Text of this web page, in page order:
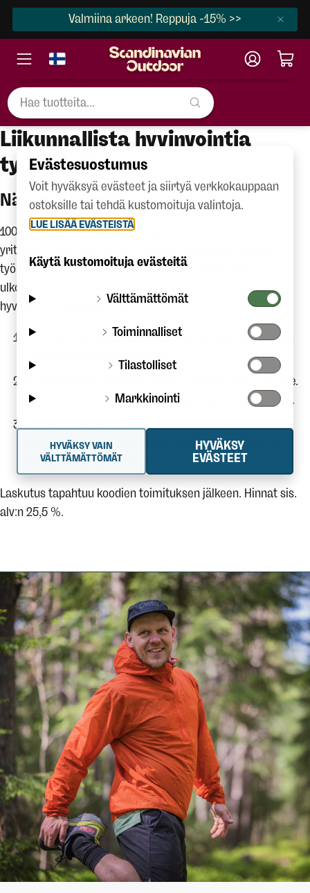
Valmiina arkeen! Reppuja -15% >>
Liikunnallista hyvinvointia
työntekijöille!
Näin hyvinvointikauppa toimii
100 euron lahjakauppa soveltuu loistavasti esimerkiksi
yrityksen kausilahjoihin tai tapahtumalahjoiksi. Muista
työntekijöitä tai yhteistyökumppaneita hyödyllisellä
ulkoiluhenkisellä tuotteella, jonka he voivat itse valita
hyvinvointikaupastamme.
Toimitamme linkin lahjakauppaan ja halutun määrän
lunastuskoodeja sähköisesti.
Tehtäväksenne jää jakaa linkki ja koodit lahjan saajille.
Koodien voimassaoloaika sovitaan tapauskohtaisesti.
Kun lahjan saanut henkilö lunastaa tuotteen koodilla,
hän saa tilauksen suoraan kotiosoitetta lähimpänä
olevaan noutopisteeseen.
Laskutus tapahtuu koodien toimituksen jälkeen. Hinnat sis.
alv:n 25,5 %.
Evästesuostumus
Voit hyväksyä evästeet ja siirtyä verkkokauppaan
ostoksille tai tehdä kustomoituja valintoja.
LUE LISÄÄ EVÄSTEISTÄ
Käytä kustomoituja evästeitä
Välttämättömät
Toiminnalliset
Tilastolliset
Markkinointi
HYVÄKSY
EVÄSTEET
HYVÄKSY VAIN
VÄLTTÄMÄTTÖMÄT